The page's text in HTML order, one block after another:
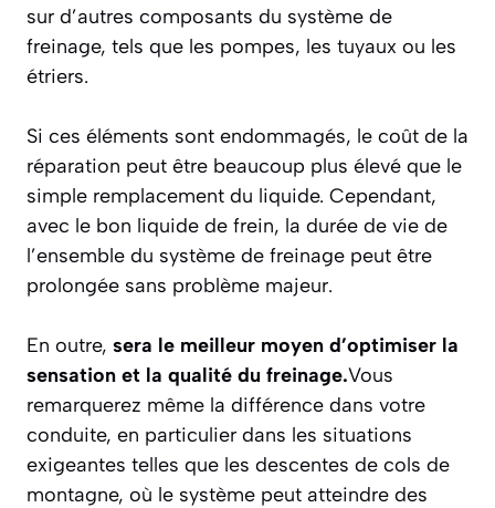
sur d’autres composants du système de
freinage, tels que les pompes, les tuyaux ou les
étriers.
Si ces éléments sont endommagés, le coût de la
réparation peut être beaucoup plus élevé que le
simple remplacement du liquide. Cependant,
avec le bon liquide de frein, la durée de vie de
l’ensemble du système de freinage peut être
prolongée sans problème majeur.
En outre, sera le meilleur moyen d’optimiser la
sensation et la qualité du freinage.Vous
remarquerez même la différence dans votre
conduite, en particulier dans les situations
exigeantes telles que les descentes de cols de
montagne, où le système peut atteindre des